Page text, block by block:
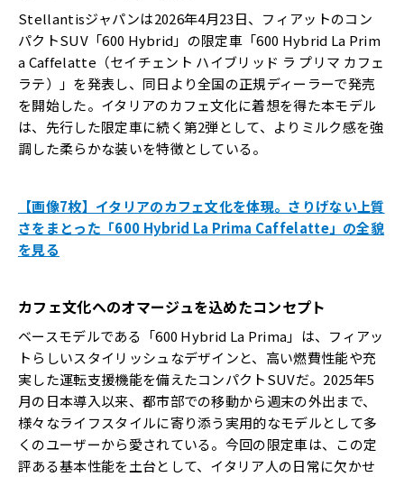
Stellantisジャパンは2026年4月23日、フィアットのコン
パクトSUV「600 Hybrid」の限定車「600 Hybrid La Prim
a Caffelatte（セイチェント ハイブリッド ラ プリマ カフェ
ラテ）」を発表し、同日より全国の正規ディーラーで発売
を開始した。イタリアのカフェ文化に着想を得た本モデル
は、先行した限定車に続く第2弾として、よりミルク感を強
調した柔らかな装いを特徴としている。
【画像7枚】イタリアのカフェ文化を体現。さりげない上質
さをまとった「600 Hybrid La Prima Caffelatte」の全貌
を見る
カフェ文化へのオマージュを込めたコンセプト
ベースモデルである「600 Hybrid La Prima」は、フィアッ
トらしいスタイリッシュなデザインと、高い燃費性能や充
実した運転支援機能を備えたコンパクトSUVだ。2025年5
月の日本導入以来、都市部での移動から週末の外出まで、
様々なライフスタイルに寄り添う実用的なモデルとして多
くのユーザーから愛されている。今回の限定車は、この定
評ある基本性能を土台として、イタリア人の日常に欠かせ